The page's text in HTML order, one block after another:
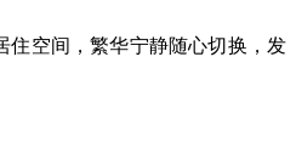
住空间，繁华宁静随心切换，发